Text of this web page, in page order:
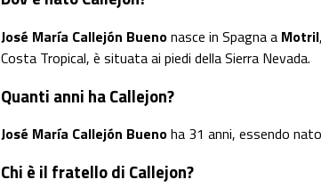
José María Callejón Buenonasce in Spagna a Motril
Costa Tropical, è situata ai piedi della Sierra Nevada.
Quanti anni ha Callejon?
José María Callejón Buenoha 31 anni, essendo
Chi è il fratello di Callejon?